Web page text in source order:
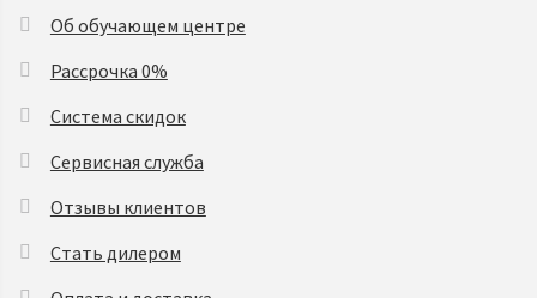
Об обучающем центре
Рассрочка 0%
Система скидок
Сервисная служба
Отзывы клиентов
Стать дилером